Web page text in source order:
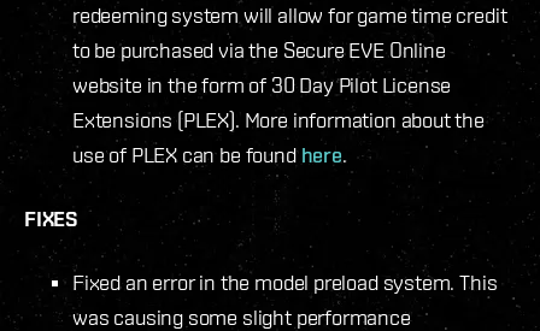
redeeming system will allow for game time credit
to be purchased via the Secure EVE Online
website in the form of 30 Day Pilot License
Extensions (PLEX). More information about the
use of PLEX can be foundhere.
FIXES
Fixed an error in the model preload system. This
was causing some slight performance